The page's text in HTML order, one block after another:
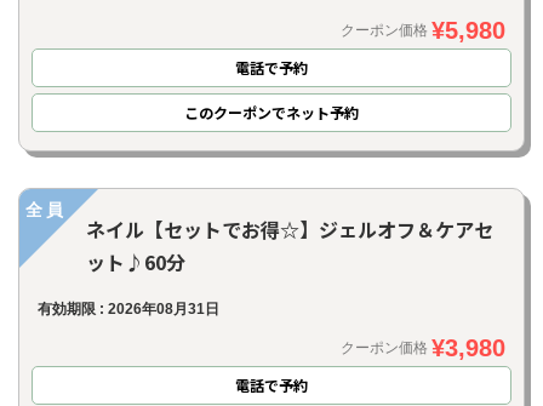
クーポン価格 ¥5,980
電話で予約
このクーポンでネット予約
全員
ネイル【セットでお得☆】ジェルオフ＆ケアセ
ット♪60分
有効期限 : 2026年08月31日
クーポン価格 ¥3,980
電話で予約